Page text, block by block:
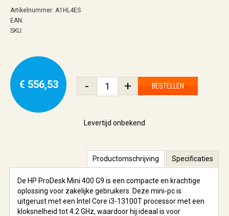
Artikelnummer: A1HL4ES
EAN:
SKU:
€ 556,53 - + BESTELLEN
Levertijd onbekend
Productomschrijving Specificaties
De HP ProDesk Mini 400 G9 is een compacte en krachtige
oplossing voor zakelijke gebruikers. Deze mini-pc is
uitgerust met een Intel Core i3-13100T processor met een
kloksnelheid tot 4.2 GHz, waardoor hij ideaal is voor